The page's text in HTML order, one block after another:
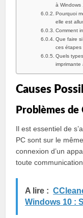
à Windows
Pourquoi
elle est
Comment
Que faire
ces étapes
Quels
imprimante
Causes
Problèmes de
Il est essentiel de
PC sont sur le
connexion d’un
toute communication.
A lire :
Windows 10 :